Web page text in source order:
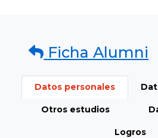
Ficha Alumni
Datos personales
Otros estudios
Logros